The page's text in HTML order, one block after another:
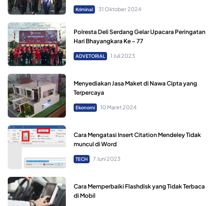
Kriminal 31 Oktober 2024
Polresta Deli Serdang Gelar Upacara Peringatan
Hari Bhayangkara Ke – 77
ADVETORIAL 1 Juli 2023
Menyediakan Jasa Maket di Nawa Cipta yang
Terpercaya
Ekonomi 10 Maret 2024
Cara Mengatasi Insert Citation Mendeley Tidak
muncul di Word
TECH 7 Juni 2023
Cara Memperbaiki Flashdisk yang Tidak Terbaca
di Mobil